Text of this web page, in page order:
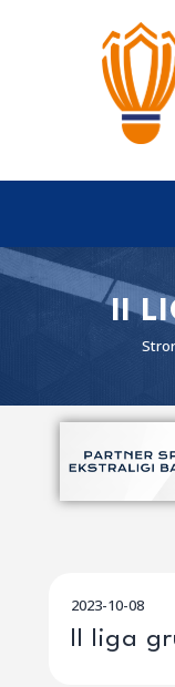
II
Tabela
Wyniki
I liga
II liga
2023-10-08
II liga